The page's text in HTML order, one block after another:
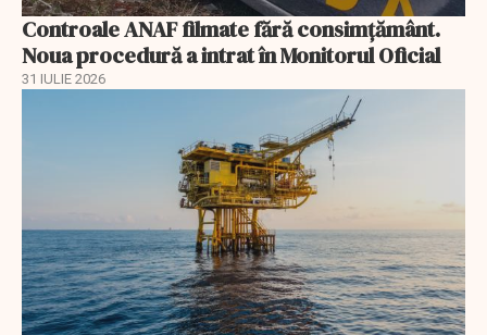
Controale ANAF filmate fără consimțământ.
Noua procedură a intrat în Monitorul Oficial
31 IULIE 2026